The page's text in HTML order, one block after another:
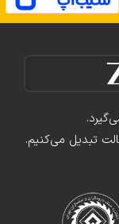
تبدیل می‌کنیم.